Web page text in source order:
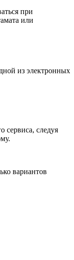
при
или
из электронных
сервиса, следуя
вариантов